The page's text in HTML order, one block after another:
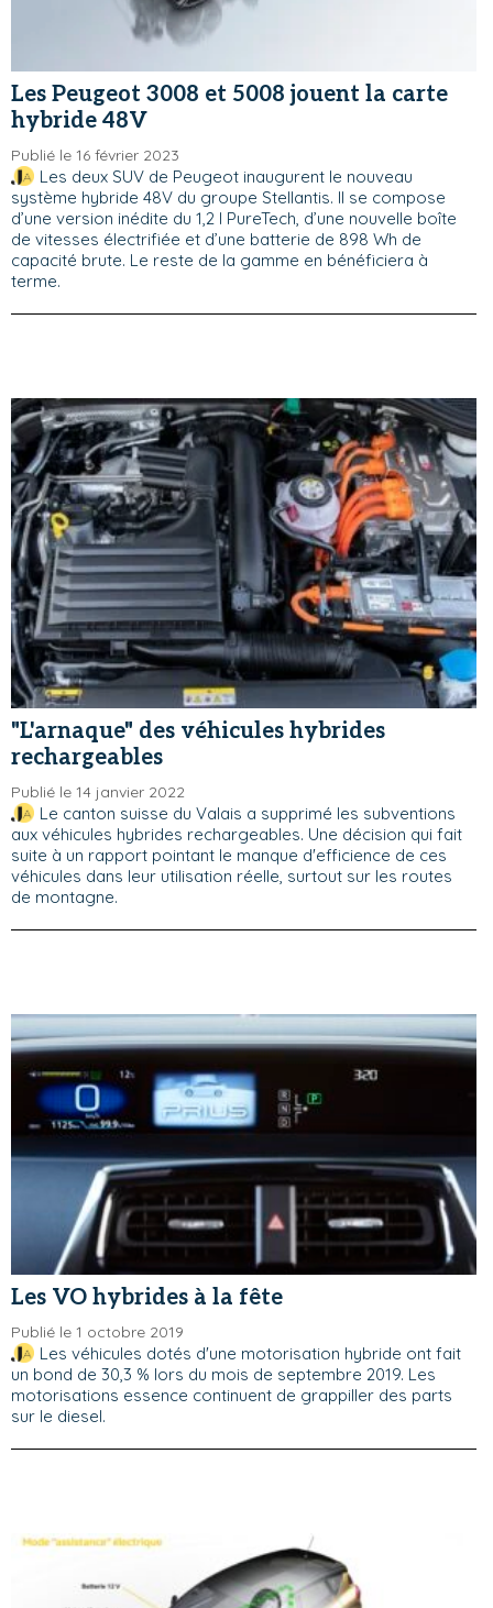
Les Peugeot 3008 et 5008 jouent la carte
hybride 48V
Publié le 16 février 2023
Les deux SUV de Peugeot inaugurent le nouveau
système hybride 48V du groupe Stellantis. Il se compose
d’une version inédite du 1,2 l PureTech, d’une nouvelle boîte
de vitesses électrifiée et d’une batterie de 898 Wh de
capacité brute. Le reste de la gamme en bénéficiera à
terme.
"L'arnaque" des véhicules hybrides
rechargeables
Publié le 14 janvier 2022
Le canton suisse du Valais a supprimé les subventions
aux véhicules hybrides rechargeables. Une décision qui fait
suite à un rapport pointant le manque d'efficience de ces
véhicules dans leur utilisation réelle, surtout sur les routes
de montagne.
Les VO hybrides à la fête
Publié le 1 octobre 2019
Les véhicules dotés d'une motorisation hybride ont fait
un bond de 30,3 % lors du mois de septembre 2019. Les
motorisations essence continuent de grappiller des parts
sur le diesel.